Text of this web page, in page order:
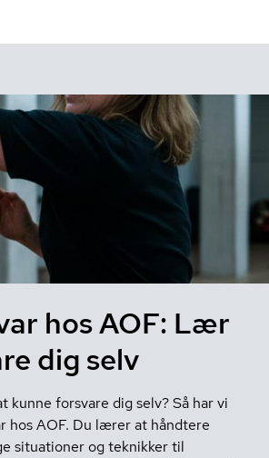
hos AOF: Lær
dig selv
kunne forsvare dig selv? Så har vi
hos AOF. Du lærer at håndtere
situationer og teknikker til